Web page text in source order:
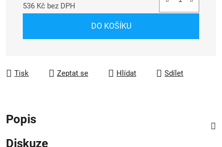
536 Kč bez DPH
DO KOŠÍKU
Tisk Zeptat se Hlídat Sdílet
Popis
Diskuze